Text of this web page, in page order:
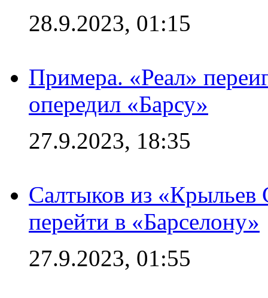
28.9.2023, 01:15
Примера. «Реал»
опередил «Барсу»
27.9.2023, 18:35
Салтыков из «Крыльев
перейти в «Барселону»
27.9.2023, 01:55